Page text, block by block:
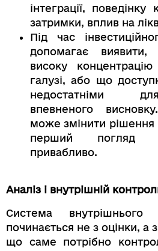
інтеграції, поведінку
затримки, вплив на
Під час
допомагає
високу
галузі, або що
недостатніми
впевненого
може змінити рішення
перший погляд
привабливо.
Аналіз і внутрішній
Система
починається не з оцінки, а з
що саме потрібно